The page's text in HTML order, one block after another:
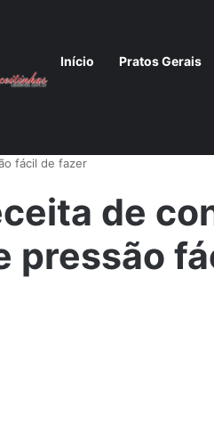
Início Pratos Gerais
fácil de fazer
de
pressão